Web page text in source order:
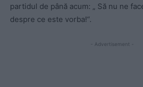
partidul de până acum: „ Să nu ne
despre ce este vorba!“.
- Advertisement -